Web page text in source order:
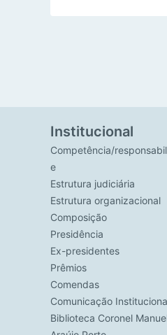
Institucional
Competência/
e
Estrutura judiciária
Estrutura organizacional
Composição
Presidência
Ex-presidentes
Prêmios
Comendas
Comunicação
Biblioteca Coronel